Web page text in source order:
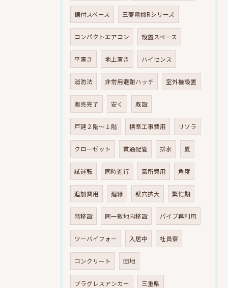
据付スペース 三菱電機Rシリーズ
コンパクトエアコン 設置スペース
平置き 地上置き ハイセンス
消防法 非常用避難ハッチ 室外機設置
販売完了 安く 既設
戸建２階～１階 標準工事費用 リソラ
クローゼット 貫通配管 排水 夏
試運転 同時進行 高所費用 角度
追加費用 廻縁 壁穴拡大 繁忙期
階移設 同一敷地内移設 パイプ再利用
ツーバイフォー 入居中 社員寮
コンクリート 団地
プラグレスアンカー 三重県